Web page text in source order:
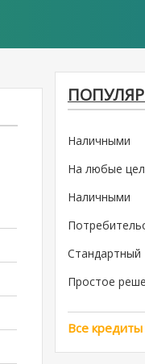
Наличными
На любые
Наличными
Стандартный
Простое
Все кредиты